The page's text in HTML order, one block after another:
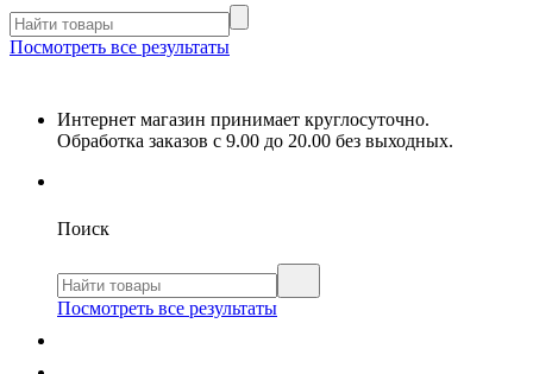
Посмотреть все результаты
Интернет магазин принимает круглосуточно.
Обработка заказов с 9.00 до 20.00 без выходных.
Поиск
Посмотреть все результаты